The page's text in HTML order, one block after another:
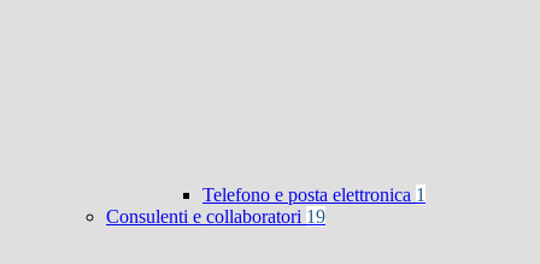
Telefono e posta elettronica 1
Consulenti e collaboratori 19